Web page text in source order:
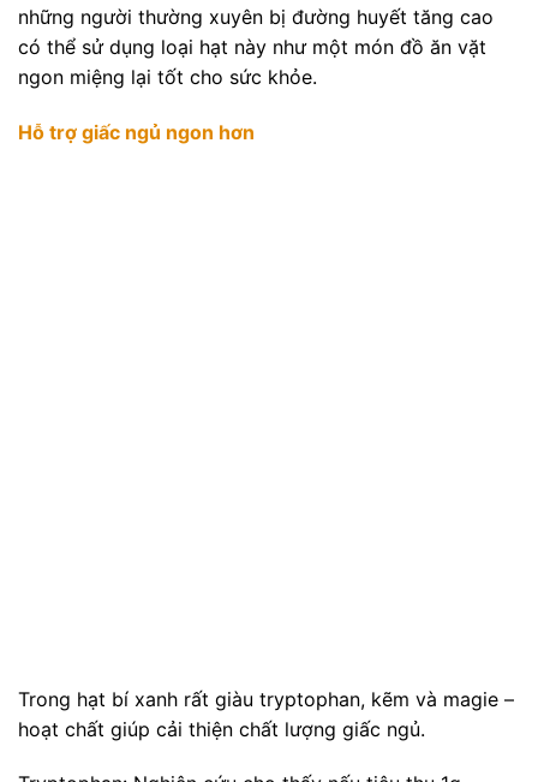
những người thường xuyên bị đường huyết tăng cao
có thể sử dụng loại hạt này như một món đồ ăn vặt
ngon miệng lại tốt cho sức khỏe.
Hỗ trợ giấc ngủ ngon hơn
Trong hạt bí xanh rất giàu tryptophan, kẽm và magie –
hoạt chất giúp cải thiện chất lượng giấc ngủ.